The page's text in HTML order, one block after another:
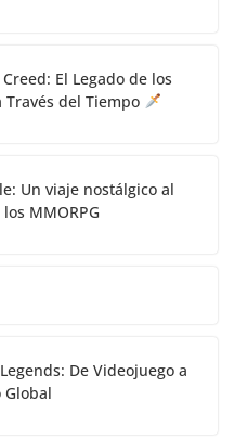
Creed: El Legado de los
Través del Tiempo
Un viaje nostálgico al
MMORPG
De Videojuego a
Global